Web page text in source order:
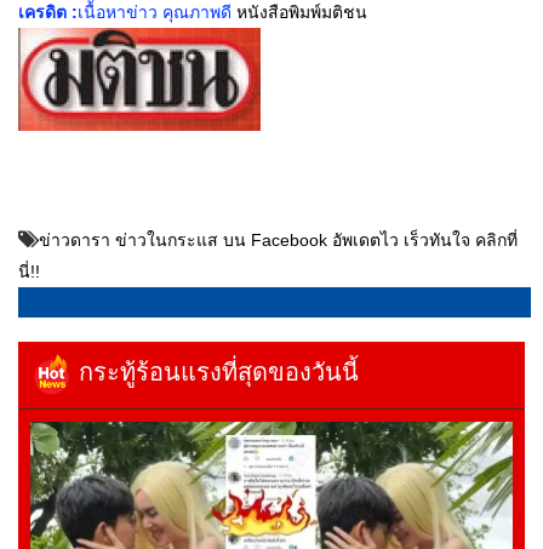
เครดิต :เนื้อหาข่าว คุณภาพดี หนังสือพิมพ์มติชน
ข่าวดารา ข่าวในกระแส บน Facebook อัพเดตไว เร็วทันใจ คลิกที่
นี่!!
กระทู้ร้อนแรงที่สุดของวันนี้